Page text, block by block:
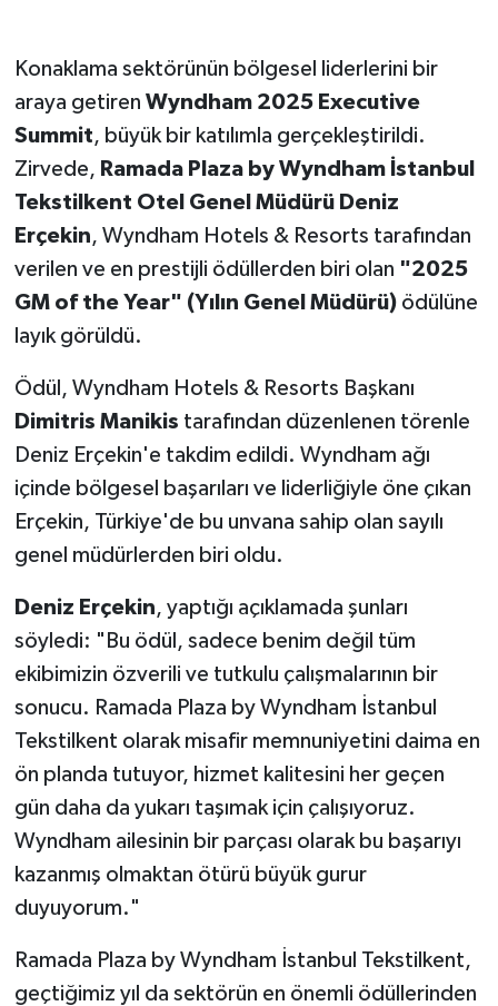
Konaklama sektörünün bölgesel liderlerini bir
araya getiren Wyndham 2025 Executive
Summit, büyük bir katılımla gerçekleştirildi.
Zirvede, Ramada Plaza by Wyndham İstanbul
Tekstilkent Otel Genel Müdürü Deniz
Erçekin, Wyndham Hotels & Resorts tarafından
verilen ve en prestijli ödüllerden biri olan "2025
GM of the Year" (Yılın Genel Müdürü)ödülüne
layık görüldü.
Ödül, Wyndham Hotels & Resorts Başkanı
Dimitris Manikis tarafından düzenlenen törenle
Deniz Erçekin'e takdim edildi. Wyndham ağı
içinde bölgesel başarıları ve liderliğiyle öne çıkan
Erçekin, Türkiye'de bu unvana sahip olan sayılı
genel müdürlerden biri oldu.
Deniz Erçekin, yaptığı açıklamada şunları
söyledi: "Bu ödül, sadece benim değil tüm
ekibimizin özverili ve tutkulu çalışmalarının bir
sonucu. Ramada Plaza by Wyndham İstanbul
Tekstilkent olarak misafir memnuniyetini daima en
ön planda tutuyor, hizmet kalitesini her geçen
gün daha da yukarı taşımak için çalışıyoruz.
Wyndham ailesinin bir parçası olarak bu başarıyı
kazanmış olmaktan ötürü büyük gurur
duyuyorum."
Ramada Plaza by Wyndham İstanbul Tekstilkent,
geçtiğimiz yıl da sektörün en önemli ödüllerinden